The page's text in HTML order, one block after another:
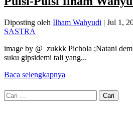
Diposting oleh Ilham Wahyudi | Jul 1,
SASTRA
image by @_zukkk Pichola ;Natani
suku gipsidemi tali yang...
Baca selengkapnya
Cari
untuk: